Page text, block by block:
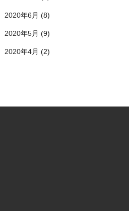
2020年6月 (8)
2020年5月 (9)
2020年4月 (2)